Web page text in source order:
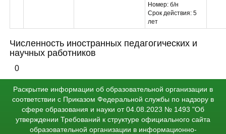
Номер: б/н
Срок действия: 5
лет
Численность иностранных педагогических и
научных работников
0
Раскрытие информации об образовательной организации в
соответствии с Приказом Федеральной службы по надзору в
сфере образования и науки от 04.08.2023 № 1493 "Об
утверждении Требований к структуре официального сайта
образовательной организации в информационно-